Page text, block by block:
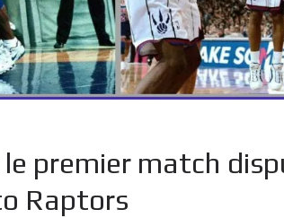
premier match
Raptors